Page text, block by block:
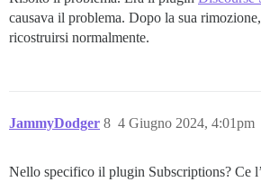
causava il problema. Dopo la sua
ricostruirsi normalmente.
JammyDodger 4 Giugno 2024, 4:01pm
8
Nello specifico il plugin Subscriptions? Ce